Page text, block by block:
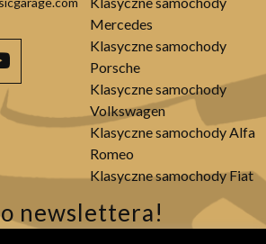
Mercedes
Klasyczne samochody
Porsche
Klasyczne samochody
Volkswagen
Klasyczne samochody Alfa
Romeo
Klasyczne samochody Fiat
newslettera!